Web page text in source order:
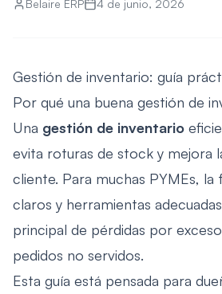
Belaire ERP 4 de junio, 2026
Gestión de inventario: guía
Por qué una buena gestión de
Una gestión de inventario
evita roturas de stock y mejora
cliente. Para muchas PYMEs,
claros y herramientas
principal de pérdidas por
pedidos no servidos.
Esta guía está pensada para